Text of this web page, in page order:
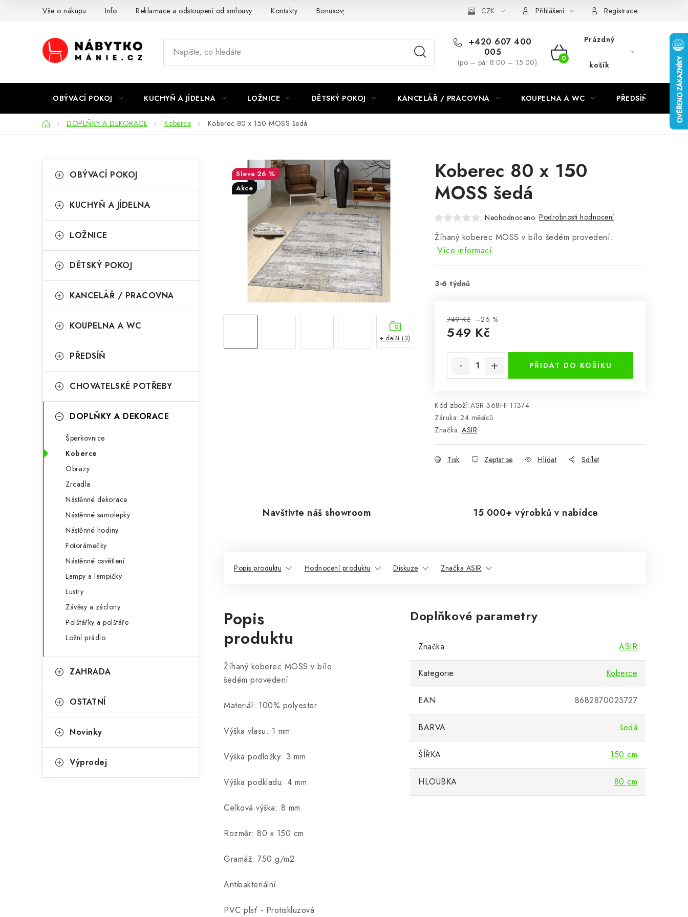
Vše o nákupu Info Reklamace a odstoupení od smlouvy Kontakty Bonusový program NBM+ CZK Přihlášení Registrace
+420 607 400
005
(po – pá: 8:00 – 15:00)
NÁKUPNÍ
Prázdný
košík
OBÝVACÍ POKOJ KUCHYŇ A JÍDELNA LOŽNICE DĚTSKÝ POKOJ KANCELÁŘ / PRACOVNA KOUPELNA A WC PŘEDSÍŇ
DomůDOPLŇKY A DEKORACE Koberce Koberec 80 x 150 MOSS šedá
o
t
r
n
n
p
e
kategorie
a
e
o
i
OBÝVACÍ POKOJ
KUCHYŇ A JÍDELNA
LOŽNICE
DĚTSKÝ POKOJ
KANCELÁŘ / PRACOVNA
KOUPELNA A WC
PŘEDSÍŇ
CHOVATELSKÉ POTŘEBY
DOPLŇKY A DEKORACE
Šperkovnice
Koberce
Obrazy
Zrcadla
Nástěnné dekorace
Nástěnné samolepky
Nástěnné hodiny
Fotorámečky
Nástěnné osvětlení
Lampy a lampičky
Lustry
Závěsy a záclony
Polštářky a polštáře
Ložní prádlo
ZAHRADA
OSTATNÍ
Novinky
Výprodej
Koberec 80 x 150
MOSS šedá
Neohodnoceno Podrobnosti hodnocení
Žíhaný koberec MOSS v bílo šedém provedení.
Více informací
3-6 týdnů
749 Kč –26 %
549 Kč
PŘIDAT DO KOŠÍKU
Kód zboží: ASR-368HFT1374
Záruka: 24 měsíců
Značka: ASIR
Tisk Zeptat se Hlídat Sdílet
26 %
Akce
+ další (3)
Navštivte náš showroom 15 000+ výrobků v nabídce
Popis produktu Hodnocení produktu Diskuze Značka ASIR
Popis
produktu
Žíhaný koberec MOSS v bílo
šedém provedení.
Materiál: 100% polyester
Výška vlasu: 1 mm
Výška podložky: 3 mm
Výška podkladu: 4 mm
Celková výška: 8 mm
Rozměr: 80 x 150 cm
Gramáž: 750 g/m2
Antibakteriální
PVC plsť - Protiskluzová
Doplňkové parametry
Značka ASIR
Kategorie Koberce
EAN 8682870023727
BARVA šedá
ŠÍŘKA 150 cm
HLOUBKA 80 cm